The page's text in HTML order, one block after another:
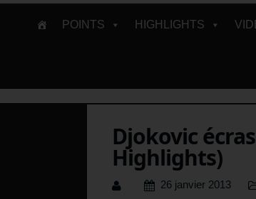
POINTS HIGHLIGHTS
Djokovic
Highlights)
26 janvier 2013